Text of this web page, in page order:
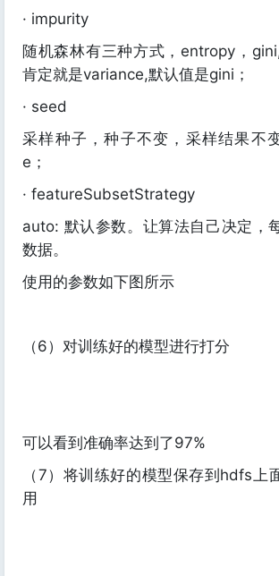
· impurity
随机森林有三种方式，entropy，
肯定就是variance,默认值是gini；
· seed
采样种子，种子不变，采样结果不
e；
· featureSubsetStrategy
auto: 默认参数。让算法自己决定，
数据。
使用的参数如下图所示
（6）对训练好的模型进行打分
可以看到准确率达到了97%
（7）将训练好的模型保存到hdfs上
用